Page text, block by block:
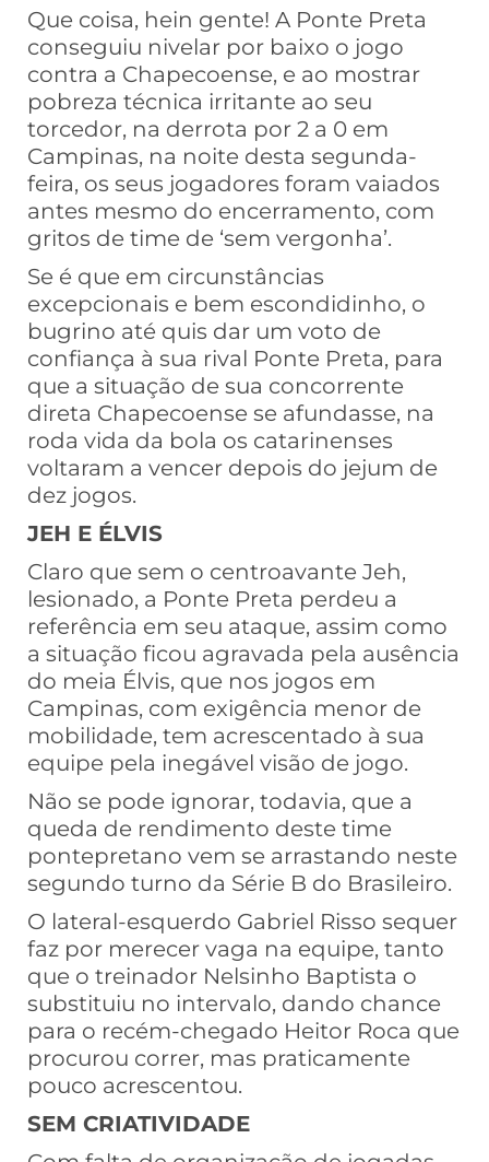
Que coisa, hein gente! A Ponte Preta
conseguiu nivelar por baixo o jogo
contra a Chapecoense, e ao mostrar
pobreza técnica irritante ao seu
torcedor, na derrota por 2 a 0 em
Campinas, na noite desta segunda-
feira, os seus jogadores foram vaiados
antes mesmo do encerramento, com
gritos de time de ‘sem vergonha’.
Se é que em circunstâncias
excepcionais e bem escondidinho, o
bugrino até quis dar um voto de
confiança à sua rival Ponte Preta, para
que a situação de sua concorrente
direta Chapecoense se afundasse, na
roda vida da bola os catarinenses
voltaram a vencer depois do jejum de
dez jogos.
JEH E ÉLVIS
Claro que sem o centroavante Jeh,
lesionado, a Ponte Preta perdeu a
referência em seu ataque, assim como
a situação ficou agravada pela ausência
do meia Élvis, que nos jogos em
Campinas, com exigência menor de
mobilidade, tem acrescentado à sua
equipe pela inegável visão de jogo.
Não se pode ignorar, todavia, que a
queda de rendimento deste time
pontepretano vem se arrastando neste
segundo turno da Série B do Brasileiro.
O lateral-esquerdo Gabriel Risso sequer
faz por merecer vaga na equipe, tanto
que o treinador Nelsinho Baptista o
substituiu no intervalo, dando chance
para o recém-chegado Heitor Roca que
procurou correr, mas praticamente
pouco acrescentou.
SEM CRIATIVIDADE